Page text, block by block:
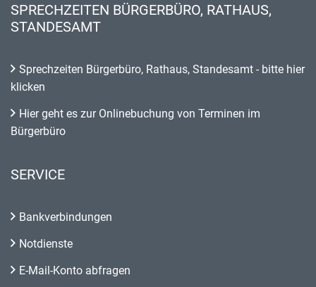
SPRECHZEITEN BÜRGERBÜRO, RATHAUS,
STANDESAMT
Sprechzeiten Bürgerbüro, Rathaus, Standesamt - bitte hier
klicken
Hier geht es zur Onlinebuchung von Terminen im
Bürgerbüro
SERVICE
Bankverbindungen
Notdienste
E-Mail-Konto abfragen